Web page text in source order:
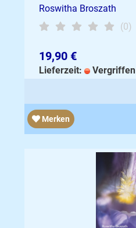
Roswitha Broszath
(0)
19,90 €
Lieferzeit:
Vergriffen
Merken